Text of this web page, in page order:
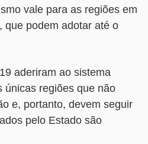
vale para as regiões em
que podem adotar até o
aderiram ao sistema
únicas regiões que não
e, portanto, devem seguir
pelo Estado são